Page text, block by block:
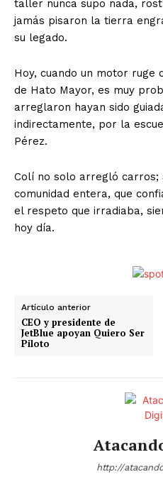
taller nunca supo nada,
jamás pisaron la tierra
su legado.
Hoy, cuando un motor ruge
de Hato Mayor, es muy
arreglaron hayan sido
indirectamente, por la
Pérez.
Colí no solo arregló carros;
comunidad entera, que
el respeto que irradiaba,
hoy día.
Artículo anterior
CEO y presidente de
JetBlue apoyan Quiero Ser
Piloto
http://